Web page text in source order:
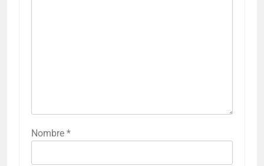
Nombre *